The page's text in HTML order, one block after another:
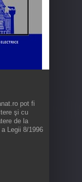
pot fi
şi cu
de la
Legii 8/1996